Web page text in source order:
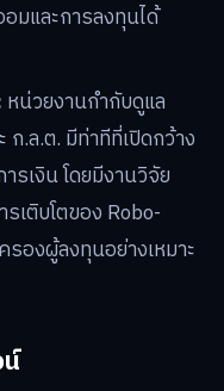
มและการลงทุนได้
หน่วยงานกำกับดูแล
ก.ล.ต. มีท่าทีที่เปิดกว้าง
รเงิน โดยมีงานวิจัย
เติบโตของ Robo-
องผู้ลงทุนอย่างเหมาะ
น์